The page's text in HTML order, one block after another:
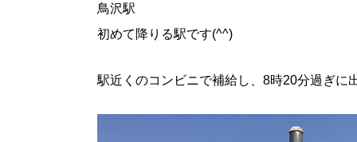
鳥沢駅
初めて降りる駅です(^^)
駅近くのコンビニで補給し、8時20分過ぎに